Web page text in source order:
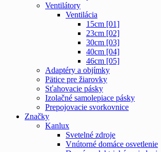
Ventilátory
Ventilácia
15cm [01]
23cm [02]
30cm [03]
40cm [04]
46cm [05]
Adaptéry a objímky
Pätice pre žiarovky
Sťahovacie pásky
Izolačné samolepiace pásky
Prepojovacie svorkovnice
Značky
Kanlux
Svetelné zdroje
Vnútorné domáce osvetlenie